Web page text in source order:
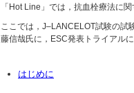
「Hot Line」では，抗血栓療法に
ここでは，J–LANCELOT試験の試
藤信哉氏に，ESC発表トライアル
はじめに